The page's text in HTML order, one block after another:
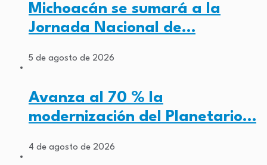
Michoacán se sumará a la
Jornada Nacional de…
5 de agosto de 2026
Avanza al 70 % la
modernización del Planetario…
4 de agosto de 2026